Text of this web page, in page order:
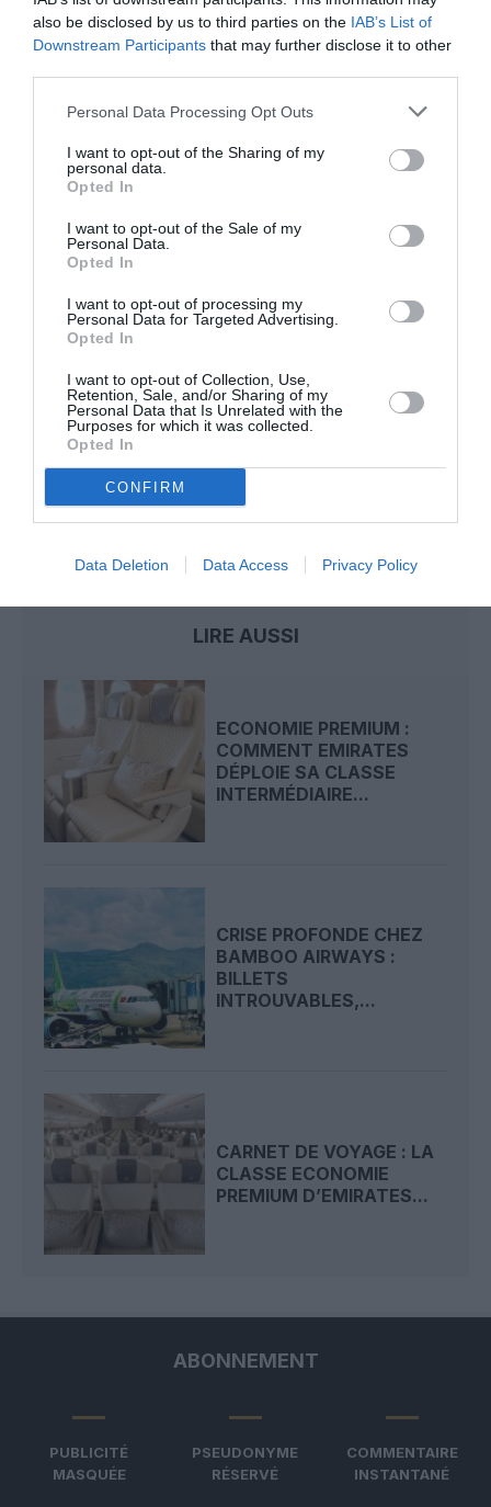
also be disclosed by us to third parties on the IAB’s List of
Downstream Participants that may further disclose it to other
Personal Data Processing Opt Outs
I want to opt-out of the Sharing of my
personal data.
Opted In
I want to opt-out of the Sale of my
Personal Data.
Opted In
I want to opt-out of processing my
Personal Data for Targeted Advertising.
Opted In
I want to opt-out of Collection, Use,
Retention, Sale, and/or Sharing of my
Personal Data that Is Unrelated with the
Purposes for which it was collected.
Opted In
CONFIRM
Data Deletion Data Access Privacy Policy
NOUS SOUTENIR
19 h 23 sans escale : le Boeing 777F de National
Airlines relie l’Écosse à l’Australie
Badissi novembria commenté l'article :
Nice–Corse : ces vols électriques qui se profilent à
l’horizon 2030
emirates restrictions de voyage Vietnam
LIRE AUSSI
ECONOMIE PREMIUM :
COMMENT EMIRATES
DÉPLOIE SA CLASSE
INTERMÉDIAIRE...
CRISE PROFONDE CHEZ
BAMBOO AIRWAYS :
BILLETS
INTROUVABLES,...
CARNET DE VOYAGE : LA
CLASSE ECONOMIE
PREMIUM D’EMIRATES...
ABONNEMENT
PUBLICITÉ
MASQUÉE
PSEUDONYME
RÉSERVÉ
COMMENTAIRE
INSTANTANÉ